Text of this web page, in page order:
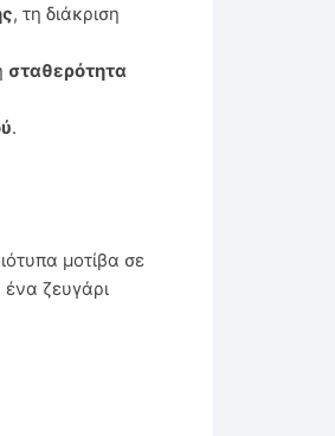
, τη διάκριση
σταθερότητα
.
μοτίβα σε
ζευγάρι